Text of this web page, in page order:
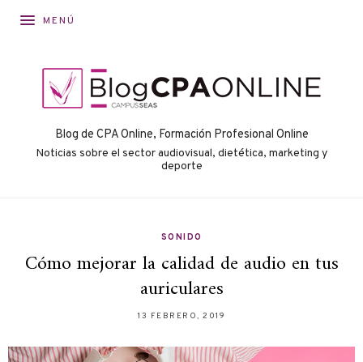
MENÚ
Blog de CPA Online, Formación Profesional Online
Noticias sobre el sector audiovisual, dietética, marketing y
deporte
SONIDO
Cómo mejorar la calidad de audio en tus
auriculares
13 FEBRERO, 2019